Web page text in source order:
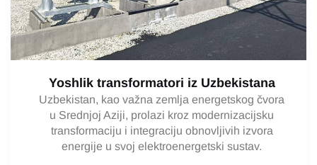
Yoshlik transformatori iz Uzbekistana
Uzbekistan, kao važna zemlja energetskog čvora
u Srednjoj Aziji, prolazi kroz modernizacijsku
transformaciju i integraciju obnovljivih izvora
energije u svoj elektroenergetski sustav.